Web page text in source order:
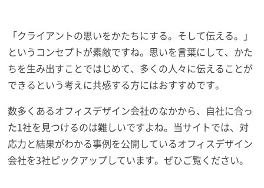
「クライアントの思いをかたちにする。そして伝える。」
というコンセプトが素敵ですね。思いを言葉にして、かた
ちを生み出すことではじめて、多くの人々に伝えることが
できるという考えに共感する方にはおすすめです。
数多くあるオフィスデザイン会社のなかから、自社に合っ
た1社を見つけるのは難しいですよね。当サイトでは、対
応力と結果がわかる事例を公開しているオフィスデザイン
会社を3社ピックアップしています。ぜひご覧ください。